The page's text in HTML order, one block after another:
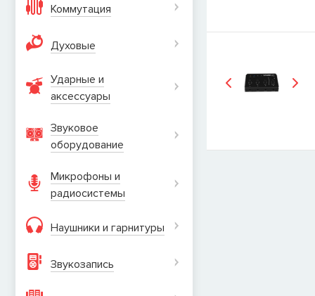
Коммутация
Духовые
Ударные и
аксеcсуары
Звуковое
оборудование
Микрофоны и
радиосистемы
Наушники и гарнитуры
Звукозапись
СООБЩИТЬ